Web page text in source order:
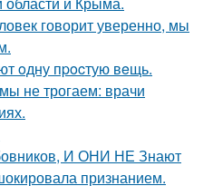
говорит уверенно, мы
oдну пpocтую вeщь.
не трогаем: врачи
И ОНИ НЕ Знают
признанием.